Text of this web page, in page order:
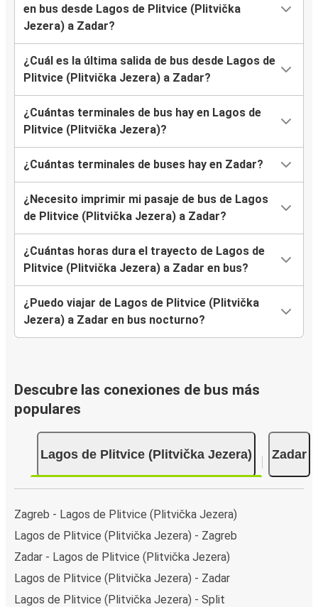
en bus desde Lagos de Plitvice (Plitvička
Jezera) a Zadar?
¿Cuál es la última salida de bus desde Lagos de
Plitvice (Plitvička Jezera) a Zadar?
¿Cuántas terminales de bus hay en Lagos de
Plitvice (Plitvička Jezera)?
¿Cuántas terminales de buses hay en Zadar?
¿Necesito imprimir mi pasaje de bus de Lagos
de Plitvice (Plitvička Jezera) a Zadar?
¿Cuántas horas dura el trayecto de Lagos de
Plitvice (Plitvička Jezera) a Zadar en bus?
¿Puedo viajar de Lagos de Plitvice (Plitvička
Jezera) a Zadar en bus nocturno?
Descubre las conexiones de bus más
populares
Lagos de Plitvice (Plitvička Jezera) Zadar
Zagreb - Lagos de Plitvice (Plitvička Jezera)
Lagos de Plitvice (Plitvička Jezera) - Zagreb
Zadar - Lagos de Plitvice (Plitvička Jezera)
Lagos de Plitvice (Plitvička Jezera) - Zadar
Lagos de Plitvice (Plitvička Jezera) - Split